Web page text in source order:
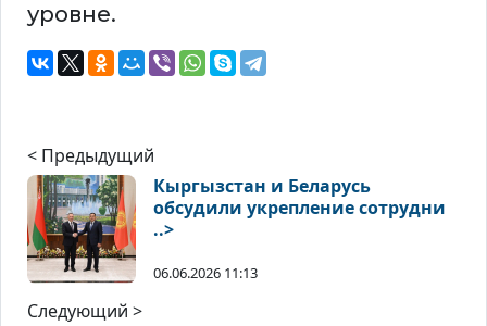
уровне.
< Предыдущий
Кыргызстан и Беларусь
обсудили укрепление сотрудни
..>
06.06.2026 11:13
Следующий >